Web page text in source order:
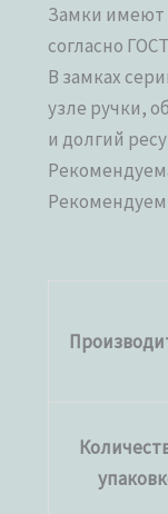
Замки имеют
согласно
В замках
узле ручки,
и долгий